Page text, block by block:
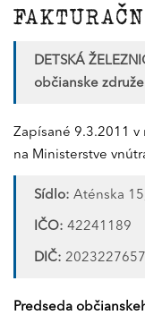
DETSKÁ
občianske
Zapísané 9.3.2011
na Ministerstve
Sídlo: Aténska
IČO: 42241189
DIČ: 2023227657
Predseda